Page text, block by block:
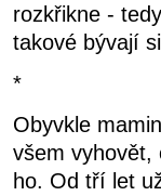
rozkřikne -
takové bývají
*
Obyvkle
všem vyhovět,
ho. Od tří let